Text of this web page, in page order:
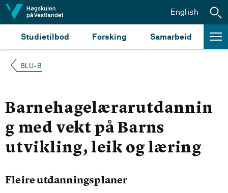
Hopp til innhald
Studietilbod Forsking Samarbeid
English
BLU-B
Barnehagelærarutdannin
g med vekt på Barns
utvikling, leik og læring
Fleire utdanningsplaner